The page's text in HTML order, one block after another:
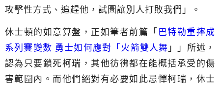
攻擊性方式、追趕他，試圖讓別人打敗我們」。
休士頓的如意算盤，正如筆者前篇「巴特勒重摔成
系列賽變數 勇士如何應對「火箭雙人舞 」」所述，
認為只要鎖死柯瑞，其他彷彿都在能概括承受的傷
害範圍內。而他們絕對有必要如此忌憚柯瑞，休士